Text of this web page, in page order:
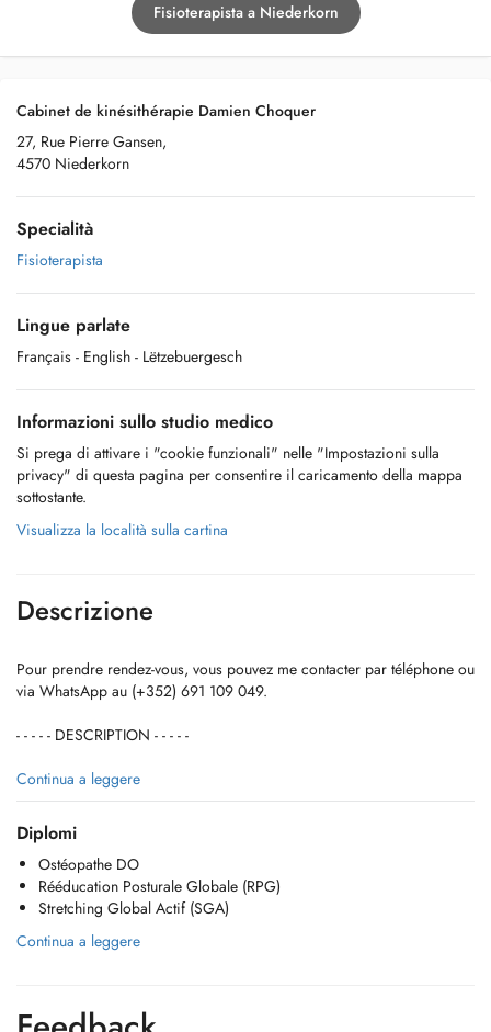
Fisioterapista a Niederkorn
Cabinet de kinésithérapie Damien Choquer
27, Rue Pierre Gansen,
4570 Niederkorn
Specialità
Fisioterapista
Lingue parlate
Français - English - Lëtzebuergesch
Informazioni sullo studio medico
Si prega di attivare i "cookie funzionali" nelle "Impostazioni sulla
privacy" di questa pagina per consentire il caricamento della mappa
sottostante.
Visualizza la località sulla cartina
Descrizione
Pour prendre rendez-vous, vous pouvez me contacter par téléphone ou
via WhatsApp au (+352) 691 109 049.
- - - - - DESCRIPTION - - - - -
Kinésithérapeute diplômé de la Haute École Robert Schuman depuis
2011, j'exerce également l'ostéopathie depuis l'obtention de mon
diplôme d'ostéopathie (DO) en 2021 à l'EFOM Paris XV.
Je suis spécialisé dans les domaines suivants :
- Rééducation Posturale Globale (RPG)
- Stretching Global Actif (SGA)
- Thérapie Manuelle (TM)
- Kinésiotaping
Continua a leggere
Diplomi
Ostéopathe DO
Rééducation Posturale Globale (RPG)
Stretching Global Actif (SGA)
Continua a leggere